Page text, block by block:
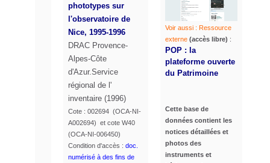
phototypes sur
l'observatoire de
Nice, 1995-1996
DRAC Provence-
Alpes-Côte
d'Azur.Service
régional de l'
inventaire (1996)
Cote : 002694 (OCA-NI-
A002694) et cote W40
(OCA-NI-006450)
Condition d'accès : doc.
numérisé à des fins de
Voir aussi : Ressource
externe (accès libre) :
POP : la
plateforme ouverte
du Patrimoine
Cette base de
données contient les
notices détaillées et
photos des
instruments et